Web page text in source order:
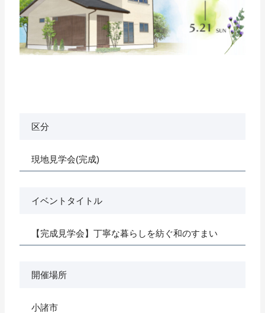
区分
現地見学会(完成)
イベントタイトル
【完成見学会】丁寧な暮らしを紡ぐ和のすまい
開催場所
小諸市